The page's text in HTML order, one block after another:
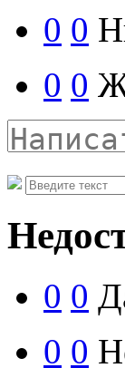
0 0
0 0
0 0
0 0